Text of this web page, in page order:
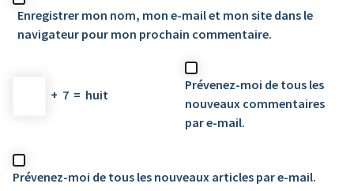
Enregistrer mon nom, mon e-mail et mon site dans le
navigateur pour mon prochain commentaire.
+ 7 = huit
Prévenez-moi de tous les
nouveaux commentaires
par e-mail.
Prévenez-moi de tous les nouveaux articles par e-mail.